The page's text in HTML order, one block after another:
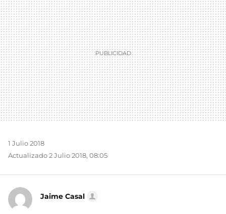
1 Julio 2018
Actualizado 2 Julio 2018, 08:05
Jaime Casal